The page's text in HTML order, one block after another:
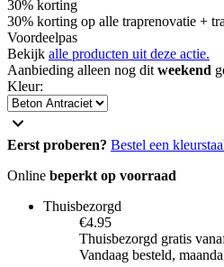
30% korting
30% korting op alle traprenovatie +
Voordeelpas
Bekijk alle producten uit deze actie.
Aanbieding alleen nog dit weekend
Kleur:
Eerst proberen? Bestel een
Online beperkt op voorraad
Thuisbezorgd
€4.95
Thuisbezorgd gratis
Vandaag besteld,